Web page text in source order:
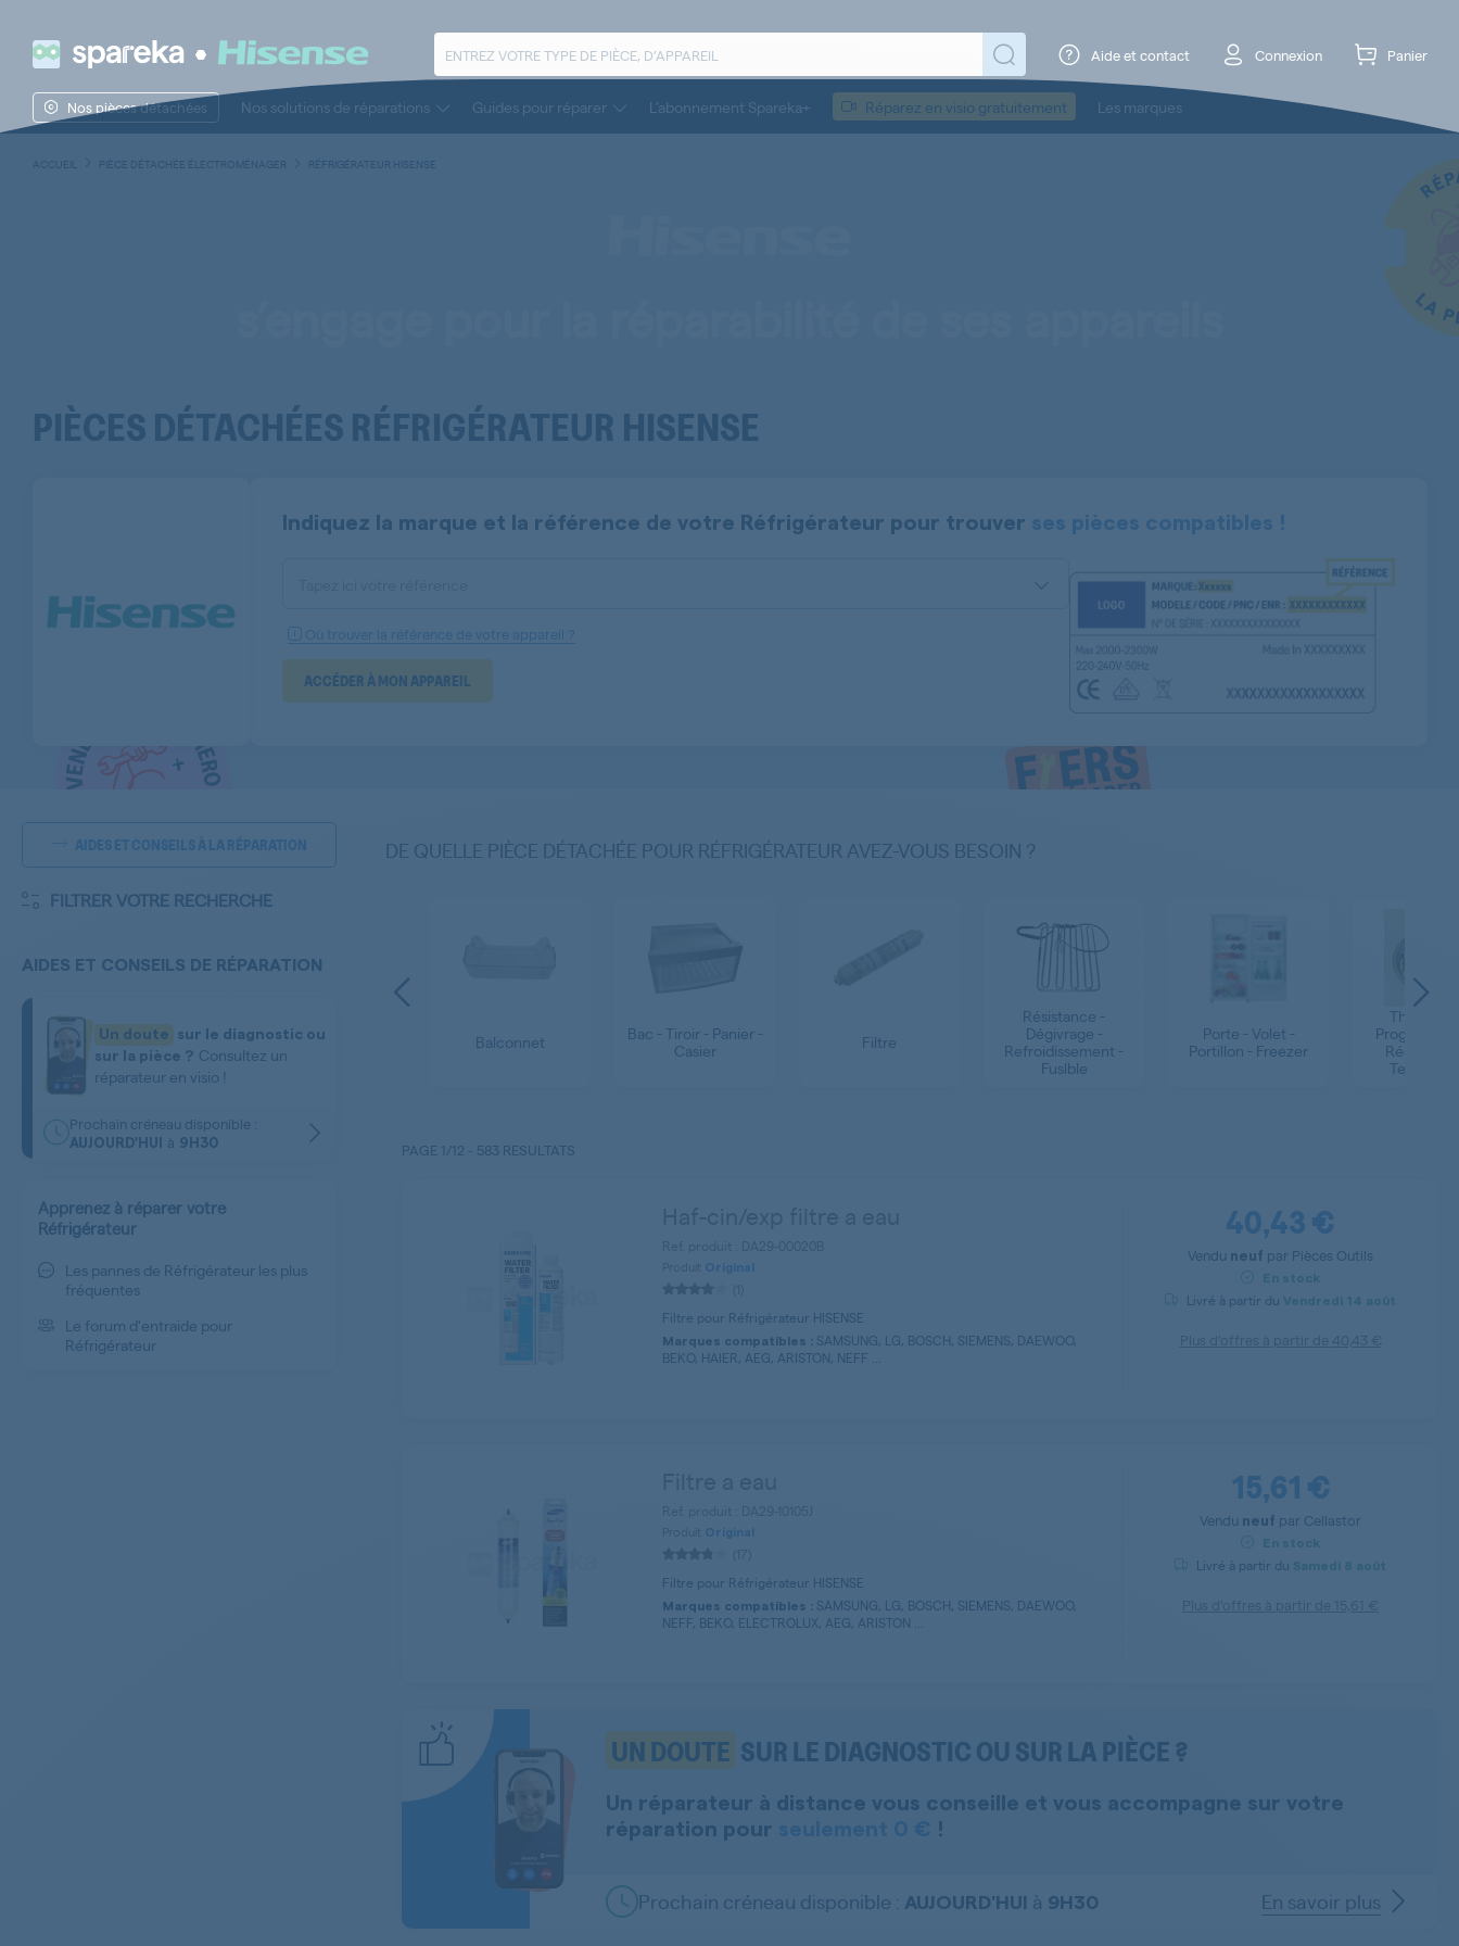
Aide et contact Connexion Panier
Nos pièces détachées Nos solutions de réparations Guides pour réparer L’abonnement Spareka+ Réparez en visio gratuitement Les marques
ACCUEIL PIÈCE DÉTACHÉE ÉLECTROMÉNAGER RÉFRIGÉRATEUR HISENSE
PIÈCES DÉTACHÉES RÉFRIGÉRATEUR HISENSE
Indiquez la marque et la référence de votre Réfrigérateur pour trouver ses pièces compatibles !
Où trouver la référence de votre appareil ?
ACCÉDER À MON APPAREIL
DE QUELLE PIÈCE DÉTACHÉE POUR RÉFRIGÉRATEUR AVEZ-VOUS BESOIN ?
Conduit
Electrovanne et
Balconnet
Bac - Tiroir - Panier -
Casier
Filtre
Résistance -
Dégivrage -
Refroidissement -
Fuslble
Porte - Volet -
Portillon - Freezer
AIDES ET CONSEILS À LA RÉPARATION
FILTRER VOTRE RECHERCHE
AIDES ET CONSEILS DE RÉPARATION
Un doute
sur le diagnostic ou
sur la pièce ? Consultez un
réparateur en visio !
Prochain créneau disponible :
AUJOURD'HUI à 9H30
Apprenez à réparer votre
Réfrigérateur
Les pannes de Réfrigérateur les plus
fréquentes
Le forum d'entraide pour
Réfrigérateur
PAGE 1/12 - 583 RESULTATS
Original
Filtre pour Réfrigérateur HISENSE
Marques compatibles : SAMSUNG, LG, BOSCH, SIEMENS, DAEWOO,
BEKO, HAIER, AEG, ARISTON, NEFF ...
40,43 €
Vendu neuf par Pièces Outils
En stock
Livré à partir du Vendredi 14 août
Original
Filtre pour Réfrigérateur HISENSE
Marques compatibles : SAMSUNG, LG, BOSCH, SIEMENS, DAEWOO,
NEFF, BEKO, ELECTROLUX, AEG, ARISTON ...
15,61 €
Vendu neuf par Cellastor
En stock
Livré à partir du Samedi 8 août
UN DOUTE SUR LE DIAGNOSTIC OU SUR LA PIÈCE ?
Un réparateur à distance vous conseille et vous accompagne sur votre
réparation pour
!
Prochain créneau disponible : AUJOURD'HUI à 9H30 En savoir plus